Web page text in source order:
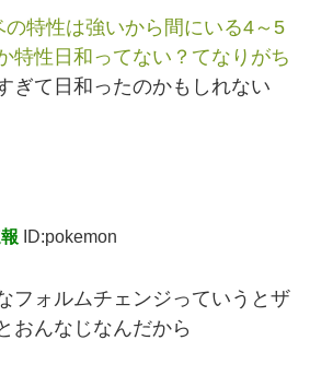
特性は強いから間にいる4～5
特性日和ってない？てなりがち
ぎて日和ったのかもしれない
ID:pokemon
フォルムチェンジっていうとザ
おんなじなんだから